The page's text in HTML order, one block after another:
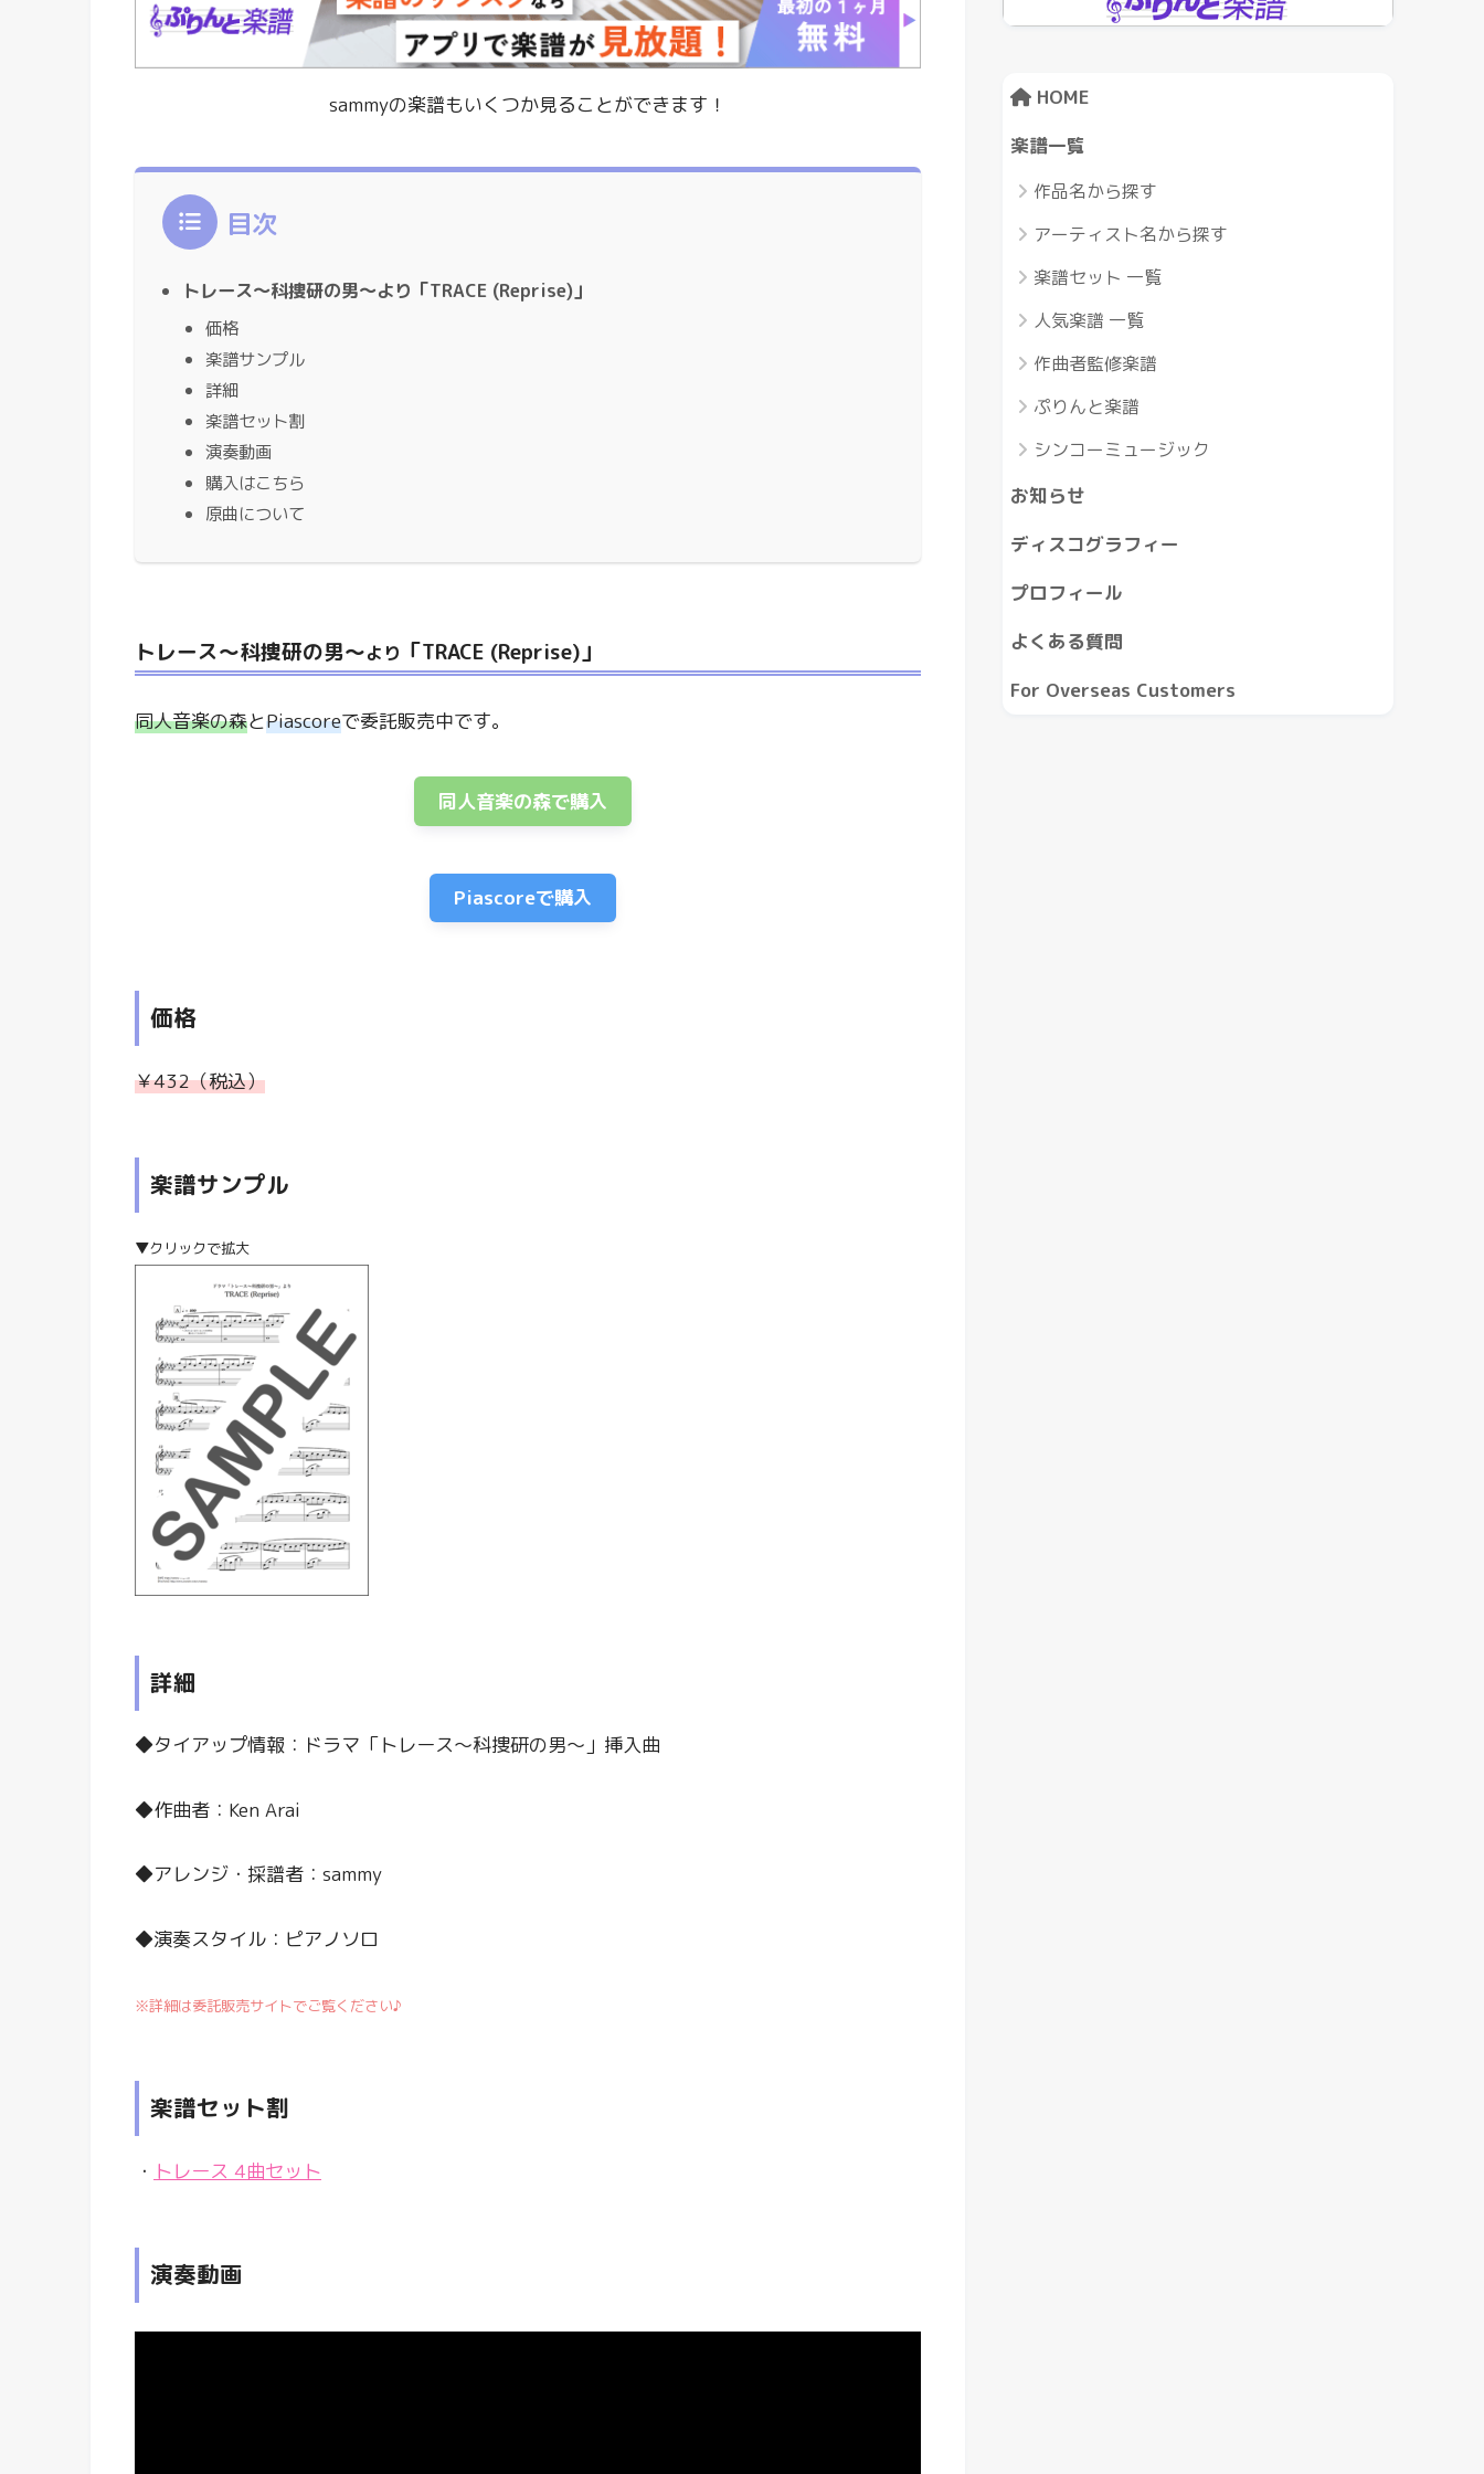
sammyの楽譜もいくつか見ることができます！
目次
トレース〜科捜研の男〜より「TRACE (Reprise)」
価格
楽譜サンプル
詳細
楽譜セット割
演奏動画
購入はこちら
原曲について
トレース〜科捜研の男〜より 「TRACE (Reprise)」
同人音楽の森とPiascoreで委託販売中です。
同人音楽の森で購入
Piascoreで購入
価格
￥432（税込）
楽譜サンプル
▼クリックで拡大
詳細
◆タイアップ情報：ドラマ「トレース〜科捜研の男〜」挿入曲
◆作曲者：Ken Arai
◆アレンジ・採譜者：sammy
◆演奏スタイル：ピアノソロ
※詳細は委託販売サイトでご覧ください♪
楽譜セット割
・ トレース 4曲セット
演奏動画
HOME
楽譜一覧
作品名から探す
アーティスト名から探す
楽譜セット 一覧
人気楽譜 一覧
作曲者監修楽譜
ぷりんと楽譜
シンコーミュージック
お知らせ
ディスコグラフィー
プロフィール
よくある質問
For Overseas Customers